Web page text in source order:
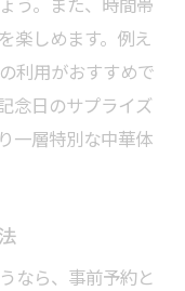
楽しめます。例え
利用がおすすめで
念日のサプライズ
一層特別な中華体
なら、事前予約と